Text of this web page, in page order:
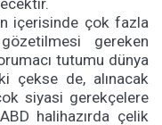
içerisinde çok fazla
gereken
tutumu dünya
çekse de, alınacak
siyasi gerekçelere
halihazırda çelik